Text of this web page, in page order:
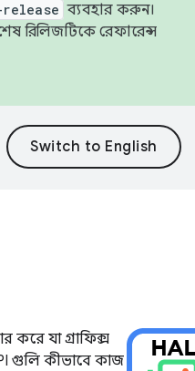
ব্যবহার করুন।
রিলিজটিকে রেফারেন্স
করে যা গ্রাফিক্স
গুলি কীভাবে কাজ